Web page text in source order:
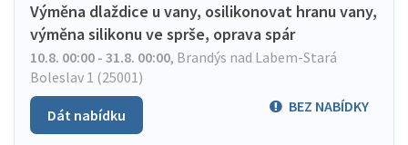
Výměna dlaždice u vany, osilikonovat hranu vany,
výměna silikonu ve sprše, oprava spár
10.8. 00:00 - 31.8. 00:00, Brandýs nad Labem-Stará
Boleslav 1 (25001)
BEZ NABÍDKY
Dát nabídku